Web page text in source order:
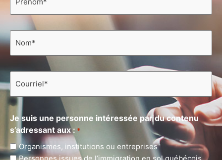
Nom
Courriel
Je suis une personne intéressée par du contenu
s’adressant aux : *
Organismes, institutions ou entreprises